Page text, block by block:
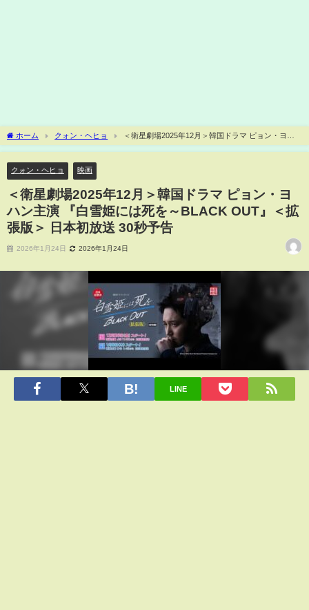
ホーム クォン・ヘヒョ
＜衛星劇場2025年12月＞韓国ドラマ ピョン・ヨハ
ン主演 『白雪姫には死を～BLACK OUT』＜拡張版＞ 日本初放送 30秒予告
クォン・ヘヒョ 映画
＜衛星劇場2025年12月＞韓国ドラマ ピョン・ヨ
ハン主演 『白雪姫には死を～BLACK OUT』＜拡
張版＞ 日本初放送 30秒予告
2026年1月24日 2026年1月24日
LINE